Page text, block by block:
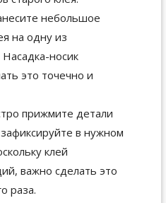
небольшое
на одну из
носик
это точечно и
прижмите детали
в нужном
клей
важно сделать это
раза.